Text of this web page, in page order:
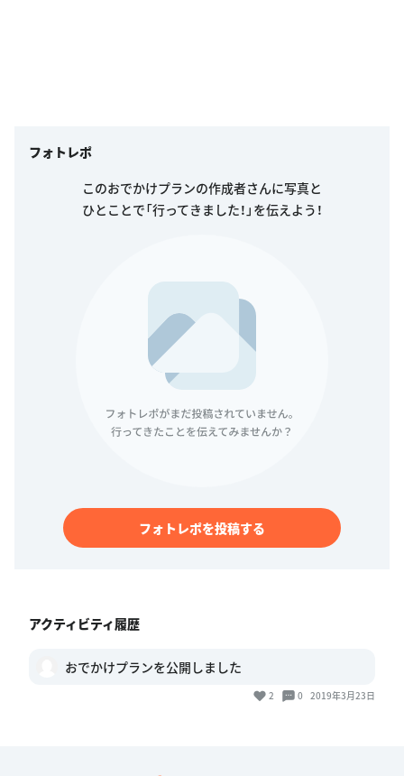
フォトレポ
このおでかけプランの作成者さんに写真と
ひとことで「行ってきました！」を伝えよう！
フォトレポを投稿する
アクティビティ履歴
おでかけプランを公開しました
2 0 2019年3月23日